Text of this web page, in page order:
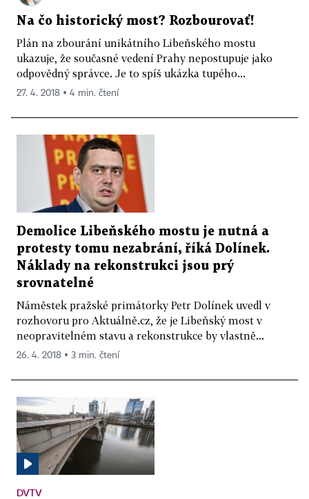
Na čo historický most? Rozbourovať!
Plán na zbourání unikátního Libeňského mostu
ukazuje, že současné vedení Prahy nepostupuje jako
odpovědný správce. Je to spíš ukázka tupého...
27. 4. 2018 ▪ 4 min. čtení
Demolice Libeňského mostu je nutná a
protesty tomu nezabrání, říká Dolínek.
Náklady na rekonstrukci jsou prý
srovnatelné
Náměstek pražské primátorky Petr Dolínek uvedl v
rozhovoru pro Aktuálně.cz, že je Libeňský most v
neopravitelném stavu a rekonstrukce by vlastně...
26. 4. 2018 ▪ 3 min. čtení
DVTV